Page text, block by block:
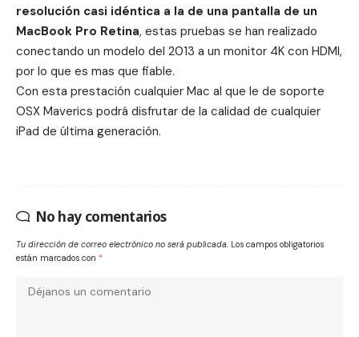
resolución casi idéntica a la de una pantalla de un
MacBook Pro Retina, estas pruebas se han realizado
conectando un modelo del 2013 a un monitor 4K con HDMI,
por lo que es mas que fiable.
Con esta prestación cualquier Mac al que le de soporte
OSX Maverics podrá disfrutar de la calidad de cualquier
iPad de última generación.
No hay comentarios
Tu dirección de correo electrónico no será publicada. Los campos obligatorios
están marcados con *